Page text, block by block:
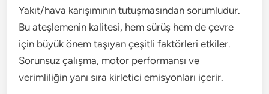
Yakıt/hava karışımının tutuşmasından sorumludur.
Bu ateşlemenin kalitesi, hem sürüş hem de çevre
için büyük önem taşıyan çeşitli faktörleri etkiler.
Sorunsuz çalışma, motor performansı ve
verimliliğin yanı sıra kirletici emisyonları içerir.